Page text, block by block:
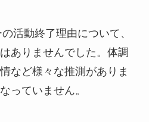
活動終了理由について、
ありませんでした。体調
など様々な推測がありま
っていません。